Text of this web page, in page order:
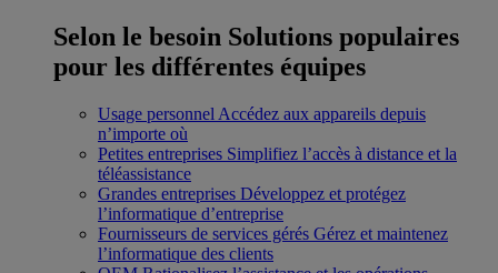
Selon le besoin Solutions populaires
pour les différentes équipes
Usage personnel Accédez aux appareils depuis
n’importe où
Petites entreprises Simplifiez l’accès à distance et la
téléassistance
Grandes entreprises Développez et protégez
l’informatique d’entreprise
Fournisseurs de services gérés Gérez et maintenez
l’informatique des clients